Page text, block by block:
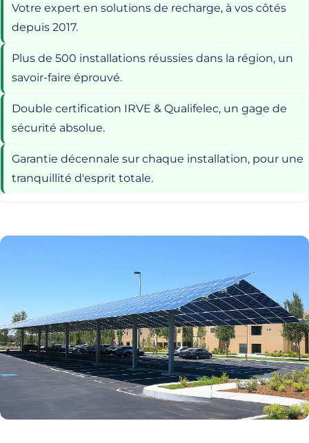
Votre expert en solutions de recharge, à vos côtés
depuis 2017.
Plus de 500 installations réussies dans la région, un
savoir-faire éprouvé.
Double certification IRVE & Qualifelec, un gage de
sécurité absolue.
Garantie décennale sur chaque installation, pour une
tranquillité d'esprit totale.